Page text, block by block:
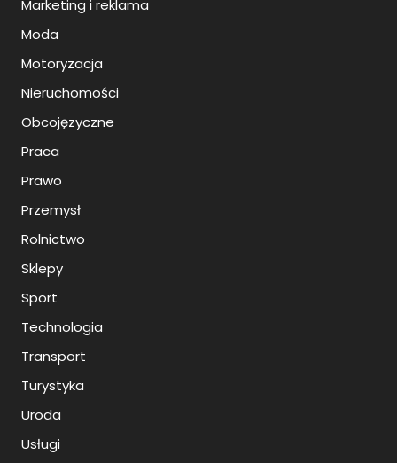
Marketing i reklama
Moda
Motoryzacja
Nieruchomości
Obcojęzyczne
Praca
Prawo
Przemysł
Rolnictwo
Sklepy
Sport
Technologia
Transport
Turystyka
Uroda
Usługi